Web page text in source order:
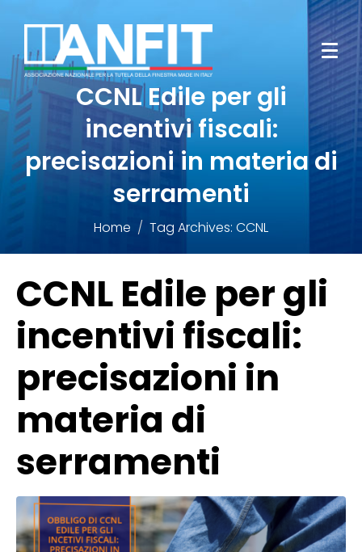
CCNL Edile per gli
incentivi fiscali:
precisazioni in materia di
serramenti
Home Tag Archives: CCNL
CCNL Edile per gli
incentivi fiscali:
precisazioni in
materia di
serramenti